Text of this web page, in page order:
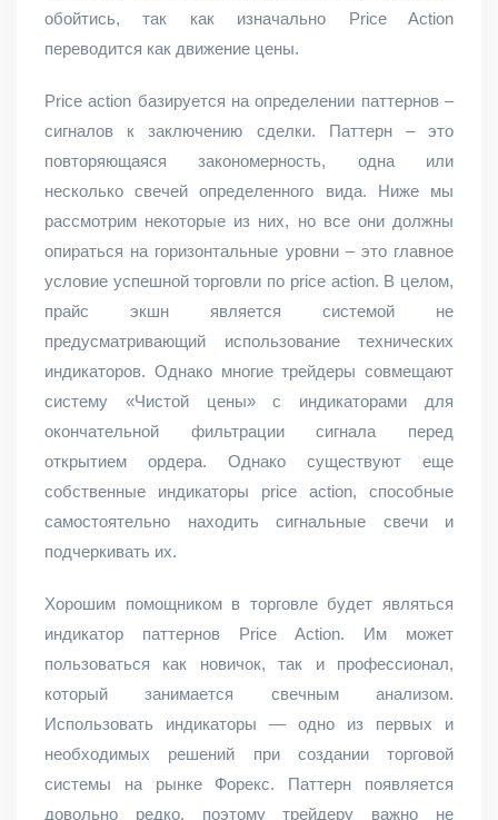
обойтись, так как изначально Price Action
переводится как движение цены.
Рrice action базируется на определении паттернов –
сигналов к заключению сделки. Паттерн – это
повторяющаяся закономерность, одна или
несколько свечей определенного вида. Ниже мы
рассмотрим некоторые из них, но все они должны
опираться на горизонтальные уровни – это главное
условие успешной торговли по price action. В целом,
прайс экшн является системой не
предусматривающий использование технических
индикаторов. Однако многие трейдеры совмещают
систему «Чистой цены» с индикаторами для
окончательной фильтрации сигнала перед
открытием ордера. Однако существуют еще
собственные индикаторы price action, способные
самостоятельно находить сигнальные свечи и
подчеркивать их.
Хорошим помощником в торговле будет являться
индикатор паттернов Price Action. Им может
пользоваться как новичок, так и профессионал,
который занимается свечным анализом.
Использовать индикаторы — одно из первых и
необходимых решений при создании торговой
системы на рынке Форекс. Паттерн появляется
довольно редко, поэтому трейдеру важно не